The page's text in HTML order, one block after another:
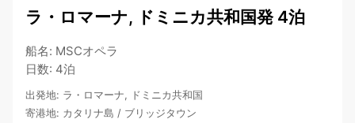
ラ・ロマーナ, ドミニカ共和国発 4泊
船名: MSCオペラ
日数: 4泊
出発地: ラ・ロマーナ, ドミニカ共和国
寄港地: カタリナ島 / ブリッジタウン